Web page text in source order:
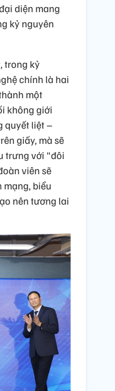
diện mang
kỷ nguyên
trong kỷ
chính là hai
một
không giới
quyết liệt –
giấy, mà sẽ
trưng với "đôi
viên sẽ
mạng, biểu
nên tương lai